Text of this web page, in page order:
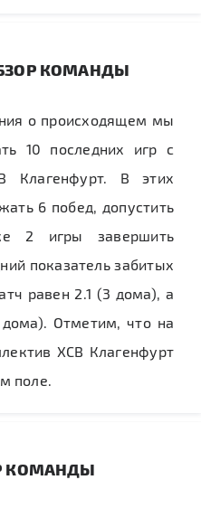
КОМАНДЫ
о происходящем мы
10 последних игр с
Клагенфурт. В этих
6 побед, допустить
2 игры завершить
показатель забитых
равен 2.1 (3 дома), а
Отметим, что на
ХСВ Клагенфурт
поле.
КОМАНДЫ